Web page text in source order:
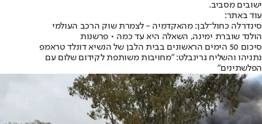
ישובים מסביב.
עוד באתר:
סינדרלה כחול־לבן: מהאקדמיה - לצמרת שוק הרכב העולמי
הולנד שוברת ימינה, השאלה היא עד כמה • פרשנות
סיכום 50 הימים הראשונים בבית הלבן של הנשיא דונלד טראמפ
נתניהו והשליח גרינבלט: "מחויבות משותפת לקידום שלום עם
הפלשתינים"